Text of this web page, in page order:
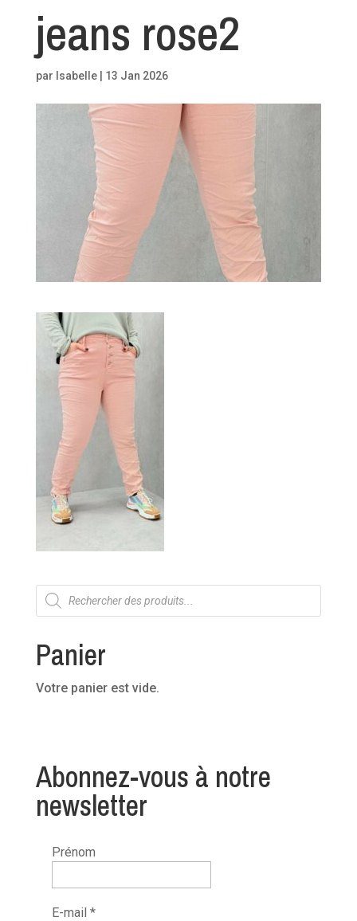
jeans rose2
par Isabelle| 13 Jan 2026
Recherche
de
produits
Panier
Votre panier est vide.
Abonnez-vous à notre
newsletter
Prénom
E-mail *